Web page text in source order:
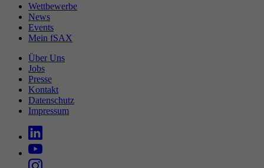
Wettbewerbe
News
Events
Mein fSAX
Über Uns
Jobs
Presse
Kontakt
Datenschutz
Impressum